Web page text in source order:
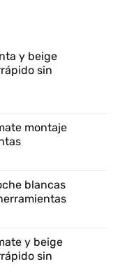
y beige
sin
montaje
blancas
y beige
sin